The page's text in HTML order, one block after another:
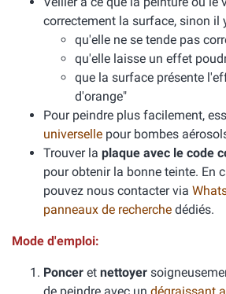
correctement la surface, sinon il
qu'elle ne se tende pas
qu'elle laisse un effet
que la surface présente
d'orange"
Pour peindre plus facilement,
universelle pour bombes
Trouver la plaque avec le code
pour obtenir la bonne teinte. En
pouvez nous contacter via
panneaux de recherche dédiés.
Mode d'emploi:
Poncer et nettoyer